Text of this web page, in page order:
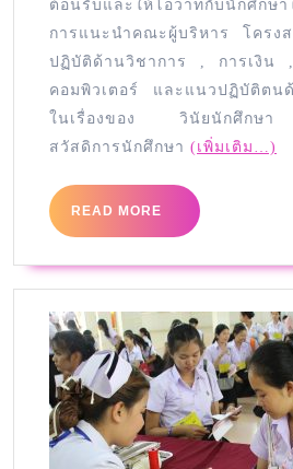
ต้อนรับและให้โอวาทกับนักศึกษ
การแนะนำคณะผู้บริหาร โครง
ปฏิบัติด้านวิชาการ , การเงิน
คอมพิวเตอร์ และแนวปฏิบัติตน
ในเรื่องของ วินัยนักศึกษา
สวัสดิการนักศึกษา (เพิ่มเติม…)
READ MORE